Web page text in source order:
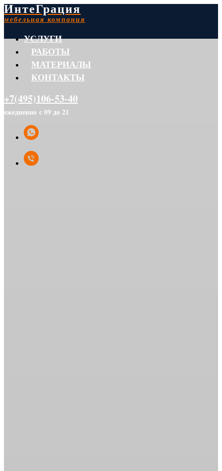
ИнтеГрация
мебельная компания
УСЛУГИ
РАБОТЫ
МАТЕРИАЛЫ
КОНТАКТЫ
+7(495)106-53-40
ежедневно с 09 до 21